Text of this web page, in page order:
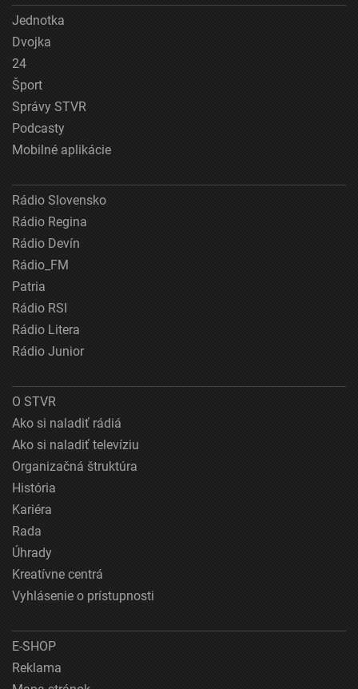
Jednotka
Dvojka
24
Šport
Správy STVR
Podcasty
Mobilné aplikácie
Rádio Slovensko
Rádio Regina
Rádio Devín
Rádio_FM
Patria
Rádio RSI
Rádio Litera
Rádio Junior
O STVR
Ako si naladiť rádiá
Ako si naladiť televíziu
Organizačná štruktúra
História
Kariéra
Rada
Úhrady
Kreatívne centrá
Vyhlásenie o prístupnosti
E-SHOP
Reklama